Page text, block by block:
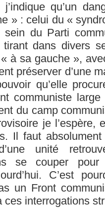
qu’un
» : celui du «
du Parti
tirant dans divers
à sa gauche »,
préserver d’une
qu’elle
communiste
du camp
je l’espère,
Il faut
unité
se couper
C’est
un Front
ces interrogations